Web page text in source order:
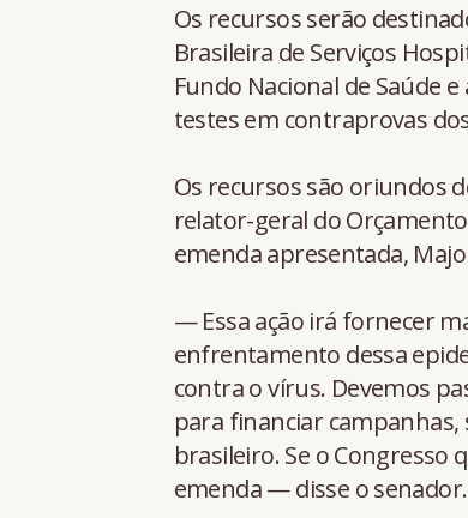
Os recursos serão
Brasileira de Serviços
Fundo Nacional de Saúde
testes em contraprovas
Os recursos são oriundos
relator-geral do
emenda apresentada,
— Essa ação irá fornecer
enfrentamento dessa
contra o vírus. Devemos
para financiar
brasileiro. Se o Congresso
emenda — disse o senador.